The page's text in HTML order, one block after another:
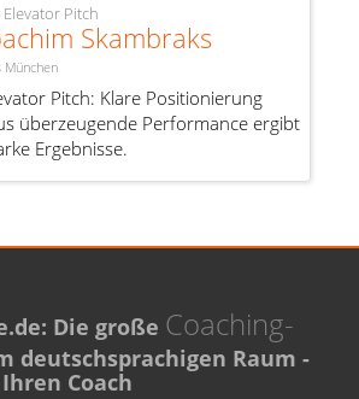
Elevator Pitch
Skambraks
München
Pitch: Klare Positionierung
überzeugende Performance ergibt
Ergebnisse.
Die große Coaching-
deutschsprachigen Raum -
Coach